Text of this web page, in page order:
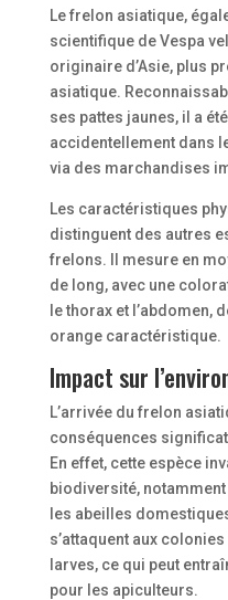
Le frelon asiatique,
scientifique de Vespa
originaire d’Asie, plus
asiatique.
ses pattes jaunes, il a
accidentellement dans
via des marchandises
Les caractéristiques
distinguent des autres
frelons. Il mesure en
de long, avec une
le thorax et l’abdomen,
orange caractéristique.
Impact sur
L’arrivée du frelon
conséquences
En effet, cette espèce
biodiversité,
les abeilles
s’attaquent aux
larves, ce qui peut
pour les apiculteurs.